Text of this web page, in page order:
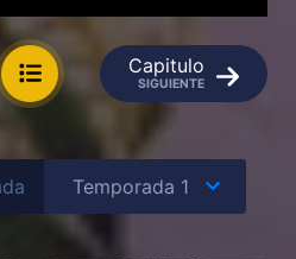
Capitulo
SIGUIENTE